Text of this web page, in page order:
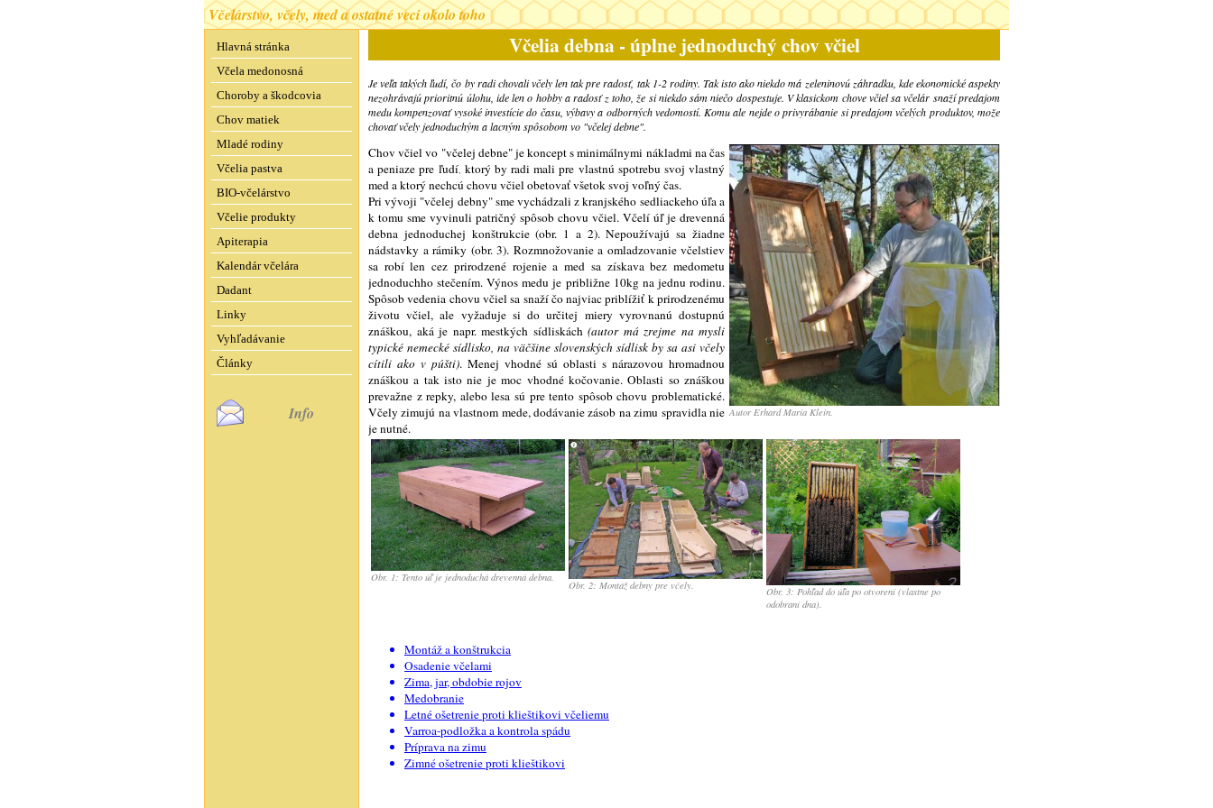
Včelárstvo, včely, med a ostatné veci okolo toho
Hlavná stránka
Včela medonosná
Choroby a škodcovia
Chov matiek
Mladé rodiny
Včelia pastva
BIO-včelárstvo
Včelie produkty
Apiterapia
Kalendár včelára
Dadant
Linky
Vyhľadávanie
Články
Info
Včelia debna - úplne jednoduchý chov včiel
Je veľa takých ľudí, čo by radi chovali včely len tak pre radosť, tak 1-2 rodiny. Tak isto ako niekdo má zeleninovú záhradku, kde ekonomické aspekty
nezohrávajú prioritnú úlohu, ide len o hobby a radosť z toho, že si niekdo sám niečo dospestuje. V klasickom chove včiel sa včelár snaží predajom
medu kompenzovať vysoké investície do času, výbavy a odborných vedomostí. Komu ale nejde o privyrábanie si predajom včelých produktov, može
chovať včely jednoduchým a lacným spôsobom vo "včelej debne".
Autor Erhard Maria Klein.
Chov včiel vo "včelej debne" je koncept s minimálnymi nákladmi na čas
a peniaze pre ľudí, ktorý by radi mali pre vlastnú spotrebu svoj vlastný
med a ktorý nechcú chovu včiel obetovať všetok svoj voľný čas.
Pri vývoji "včelej debny" sme vychádzali z kranjského sedliackeho úľa a
k tomu sme vyvinuli patričný spôsob chovu včiel. Včelí úľ je drevenná
debna jednoduchej konštrukcie (obr. 1 a 2). Nepoužívajú sa žiadne
nádstavky a rámiky (obr. 3). Rozmnožovanie a omladzovanie včelstiev
sa robí len cez prirodzené rojenie a med sa získava bez medometu
jednoduchho stečením. Výnos medu je približne 10kg na jednu rodinu.
Spôsob vedenia chovu včiel sa snaží čo najviac priblížiť k prirodzenému
životu včiel, ale vyžaduje si do určitej miery vyrovnanú dostupnú
znáškou, aká je napr. mestkých sídliskách (autor má zrejme na mysli
typické nemecké sídlisko, na väčšine slovenských sídlisk by sa asi včely
cítili ako v púšti). Menej vhodné sú oblasti s nárazovou hromadnou
znáškou a tak isto nie je moc vhodné kočovanie. Oblasti so znáškou
prevažne z repky, alebo lesa sú pre tento spôsob chovu problematické.
Včely zimujú na vlastnom mede, dodávanie zásob na zimu spravidla nie
je nutné.
Obr. 1: Tento úľ je jednoduchá drevenná debna.
Obr. 2: Montáž debny pre včely.
Obr. 3: Pohľad do úľa po otvorení (vlastne po
odobraní dna).
Montáž a konštrukcia
Osadenie včelami
Zima, jar, obdobie rojov
Medobranie
Letné ošetrenie proti klieštikovi včeliemu
Varroa-podložka a kontrola spádu
Príprava na zimu
Zimné ošetrenie proti klieštikovi